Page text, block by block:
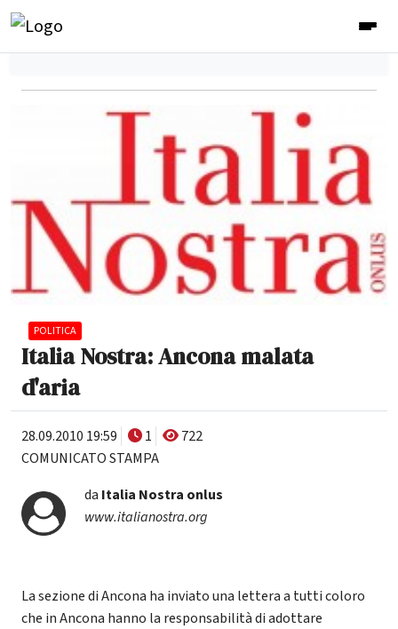
POLITICA
Italia Nostra: Ancona malata
d'aria
28.09.2010 19:59 1
722
COMUNICATO STAMPA
da Italia Nostra onlus
www.italianostra.org
La sezione di Ancona ha inviato una lettera a tutti coloro
che in Ancona hanno la responsabilità di adottare